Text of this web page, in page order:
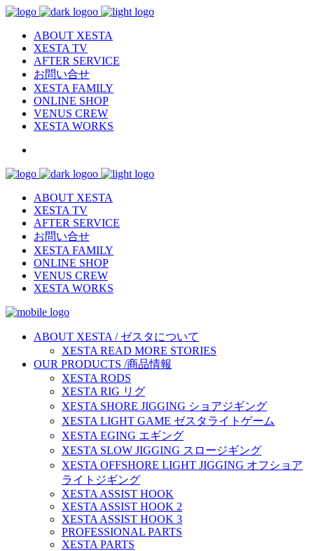
ABOUT XESTA
XESTA TV
AFTER SERVICE
お問い合せ
XESTA FAMILY
ONLINE SHOP
VENUS CREW
XESTA WORKS
ABOUT XESTA
XESTA TV
AFTER SERVICE
お問い合せ
XESTA FAMILY
ONLINE SHOP
VENUS CREW
XESTA WORKS
ABOUT XESTA / ゼスタについて
XESTA READ MORE STORIES
OUR PRODUCTS /商品情報
XESTA RODS
XESTA RIG リグ
XESTA SHORE JIGGING ショアジギング
XESTA LIGHT GAME ゼスタライトゲーム
XESTA EGING エギング
XESTA SLOW JIGGING スロージギング
XESTA OFFSHORE LIGHT JIGGING オフショア
ライトジギング
XESTA ASSIST HOOK
XESTA ASSIST HOOK 2
XESTA ASSIST HOOK 3
PROFESSIONAL PARTS
XESTA PARTS